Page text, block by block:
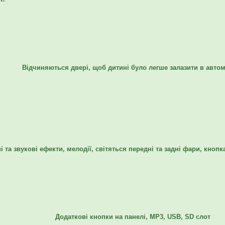
Відчиняються двері, щоб дитині було легше залазити в
та звукові ефекти, мелодії, світяться передні та задні фари,
Додаткові кнопки на панелі, MР3, USB, SD слот